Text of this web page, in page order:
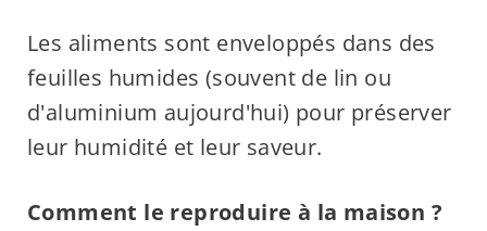
Les aliments sont enveloppés dans des
feuilles humides (souvent de lin ou
d'aluminium aujourd'hui) pour préserver
leur humidité et leur saveur.
Comment le reproduire à la maison ?